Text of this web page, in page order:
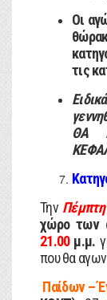
Οι
τις
ΘΑ
Την
χώρο των
21.00μ.μ.
που θα
Παίδων –